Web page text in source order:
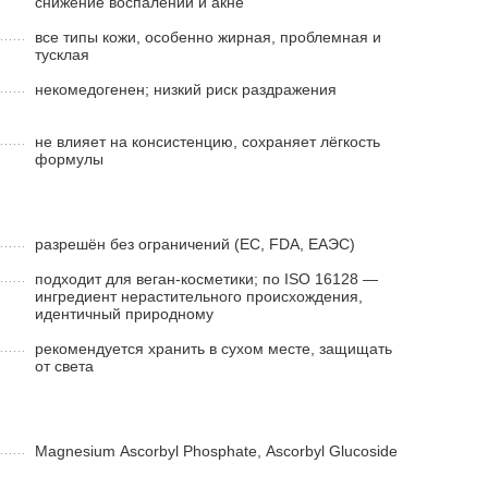
все типы кожи, особенно жирная, проблемная и
тусклая
некомедогенен; низкий риск раздражения
не влияет на консистенцию, сохраняет лёгкость
формулы
разрешён без ограничений (ЕС, FDA, ЕАЭС)
подходит для веган-косметики; по ISO 16128 —
ингредиент нерастительного происхождения,
идентичный природному
рекомендуется хранить в сухом месте, защищать
от света
Magnesium Ascorbyl Phosphate, Ascorbyl Glucoside